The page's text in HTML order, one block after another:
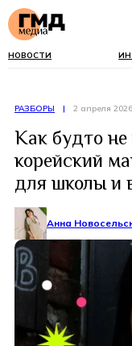
НОВОСТИ
РАЗБОРЫ | 2 апреля 2026
Как будто не
корейский
для школы и
Анна